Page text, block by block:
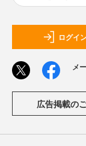
ログイ
メ
広告掲載の